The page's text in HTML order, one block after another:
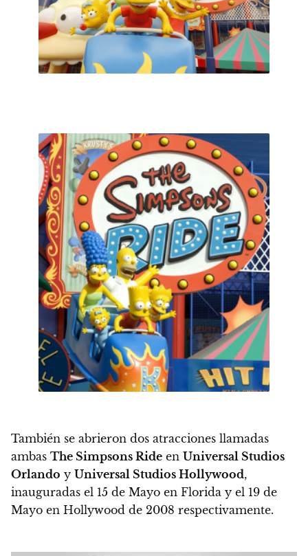
También se abrieron dos atracciones llamadas
ambas The Simpsons Ride en Universal Studios
Orlando y Universal Studios Hollywood,
inauguradas el 15 de Mayo en Florida y el 19 de
Mayo en Hollywood de 2008 respectivamente.